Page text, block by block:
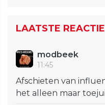
LAATSTE
modbeek
11:45
Afschieten van
het alleen maar